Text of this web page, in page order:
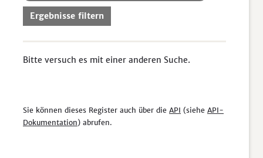
Ergebnisse filtern
Bitte versuch es mit einer anderen Suche.
Sie können dieses Register auch über die API (siehe API-
Dokumentation) abrufen.